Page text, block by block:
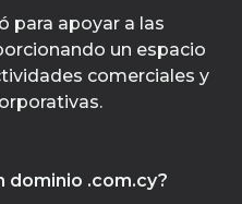
para apoyar a las
un espacio
comerciales y
dominio .com.cy?